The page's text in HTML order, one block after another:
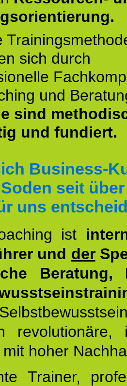
sich durch
und
sind
und fundiert.
Business-
seit über
uns
ist
und der
Beratung,
revolutionäre,
hoher
Trainer,